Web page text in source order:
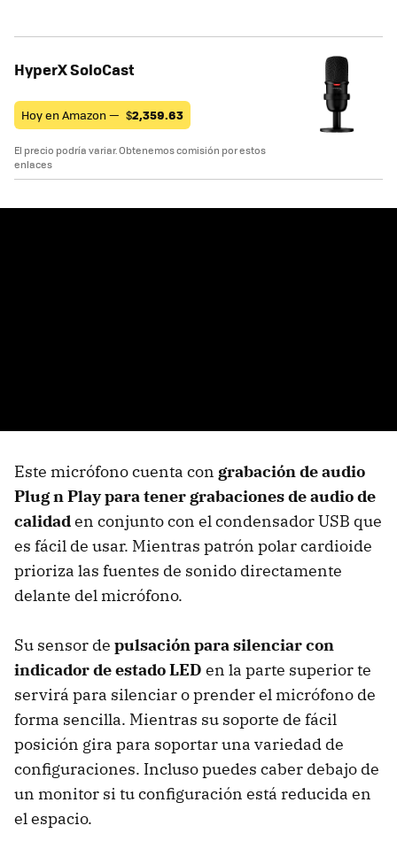
HyperX SoloCast
Hoy en Amazon — $2,359.63
El precio podría variar. Obtenemos comisión por estos
enlaces
Este micrófono cuenta con grabación de audio
Plug n Play para tener grabaciones de audio de
calidaden conjunto con el condensador USB que
es fácil de usar. Mientras patrón polar cardioide
prioriza las fuentes de sonido directamente
delante del micrófono.
Su sensor de pulsación para silenciar con
indicador de estado LED en la parte superior te
servirá para silenciar o prender el micrófono de
forma sencilla. Mientras su soporte de fácil
posición gira para soportar una variedad de
configuraciones. Incluso puedes caber debajo de
un monitor si tu configuración está reducida en
el espacio.